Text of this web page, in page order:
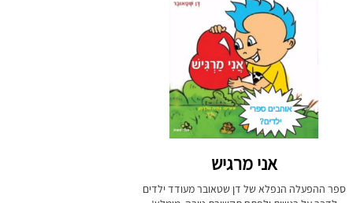
אני מרגיש
ספר ההפעלה הנפלא של דן שטאובר מעודד ילדים